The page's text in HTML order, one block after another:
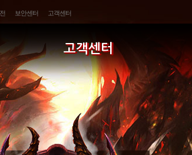
보안센터 고객센터
고객센터